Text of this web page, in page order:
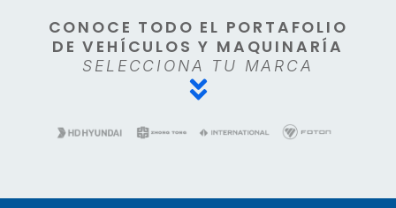
CONOCE TODO EL PORTAFOLIO
DE VEHÍCULOS Y MAQUINARÍA
SELECCIONA TU MARCA